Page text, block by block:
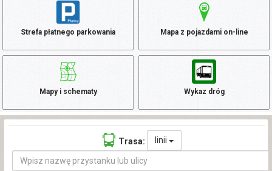
Strefa płatnego parkowania Mapa z pojazdami on-line
Mapy i schematy Wykaz dróg
Trasa: linii